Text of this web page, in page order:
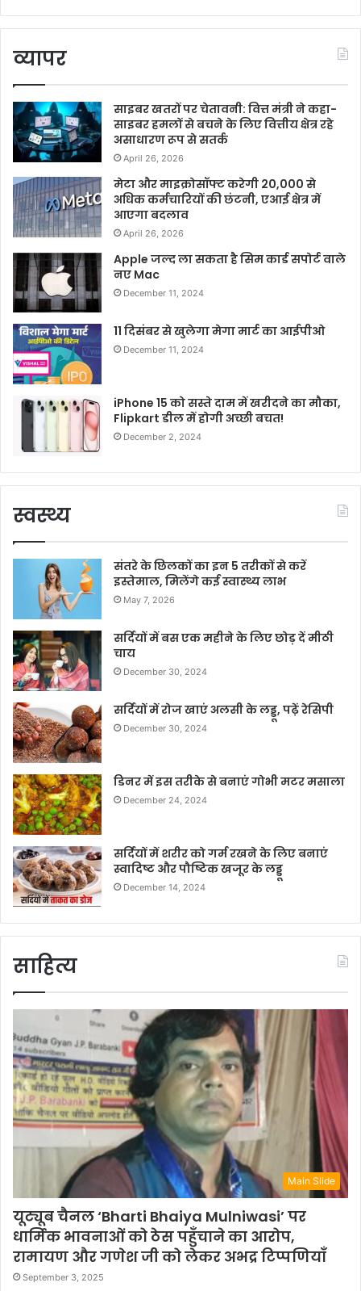
व्यापर
साइबर खतरों पर चेतावनी: वित्त मंत्री ने कहा-
साइबर हमलों से बचने के लिए वित्तीय क्षेत्र रहे
असाधारण रूप से सतर्क
April 26, 2026
मेटा और माइक्रोसॉफ्ट करेगी 20,000 से
अधिक कर्मचारियों की छंटनी, एआई क्षेत्र में
आएगा बदलाव
April 26, 2026
Apple जल्द ला सकता है सिम कार्ड सपोर्ट वाले
नए Mac
December 11, 2024
11 दिसंबर से खुलेगा मेगा मार्ट का आईपीओ
December 11, 2024
iPhone 15 को सस्ते दाम में खरीदने का मौका,
Flipkart डील में होगी अच्छी बचत!
December 2, 2024
स्वस्थ्य
संतरे के छिलकों का इन 5 तरीकों से करें
इस्तेमाल, मिलेंगे कई स्वास्थ्य लाभ
May 7, 2026
सर्दियों में बस एक महीने के लिए छोड़ दें मीठी
चाय
December 30, 2024
सर्दियों में रोज खाएं अलसी के लड्डू, पढ़ें रेसिपी
December 30, 2024
डिनर में इस तरीके से बनाएं गोभी मटर मसाला
December 24, 2024
सर्दियों में शरीर को गर्म रखने के लिए बनाएं
स्वादिष्ट और पौष्टिक खजूर के लड्डू
December 14, 2024
साहित्य
Main Slide
यूट्यूब चैनल ‘Bharti Bhaiya Mulniwasi’ पर
धार्मिक भावनाओं को ठेस पहुँचाने का आरोप,
रामायण और गणेश जी को लेकर अभद्र टिप्पणियाँ
September 3, 2025